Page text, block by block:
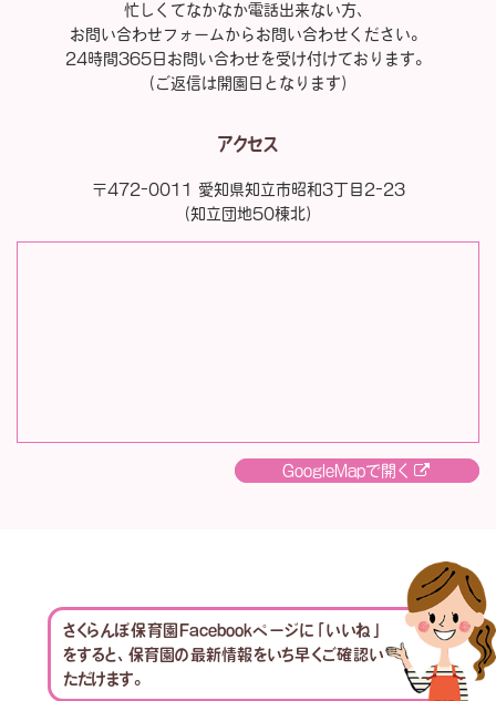
忙しくてなかなか電話出来ない方、
お問い合わせフォームからお問い合わせください。
24時間365日お問い合わせを受け付けております。
（ご返信は開園日となります）
アクセス
〒472-0011 愛知県知立市昭和3丁目2-23
（知立団地50棟北）
GoogleMapで開く
さくらんぼ保育園Facebookページに「いいね」
をすると、保育園の最新情報をいち早くご確認い
ただけます。